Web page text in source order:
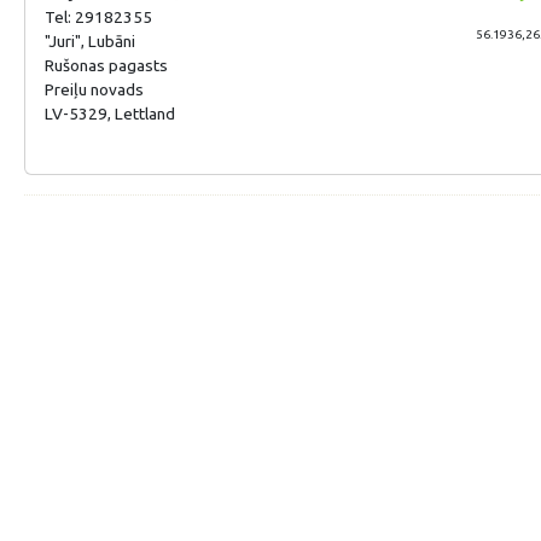
Tel: 29182355
"Juri", Lubāni
Rušonas pagasts
Preiļu novads
LV-5329, Lettland